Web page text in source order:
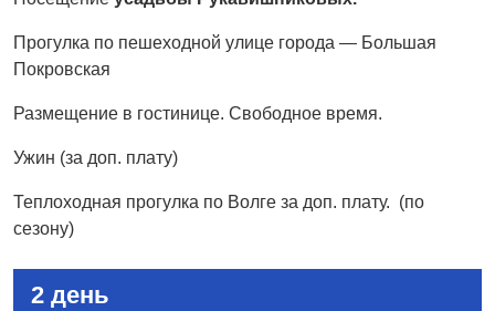
Прогулка по пешеходной улице города — Большая
Покровская
Размещение в гостинице. Свободное время.
Ужин (за доп. плату)
Теплоходная прогулка по Волге за доп. плату. (по
сезону)
2 день